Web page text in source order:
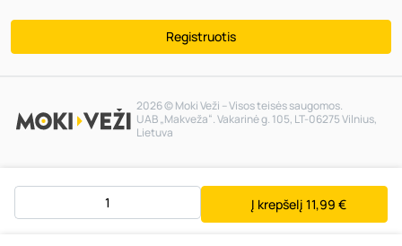
Į krepšelį 11,99 €
Registruotis
2026 © Moki Veži – Visos teisės saugomos.
UAB „Makveža“. Vakarinė g. 105, LT-06275 Vilnius,
Lietuva